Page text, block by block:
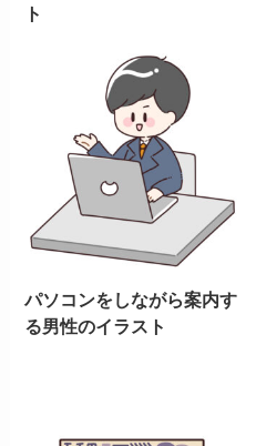
ト
パソコンをしながら案内す
る男性のイラスト